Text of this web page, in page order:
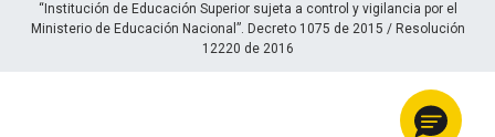
“Institución de Educación Superior sujeta a control y vigilancia por el
Ministerio de Educación Nacional”. Decreto 1075 de 2015 / Resolución
12220 de 2016